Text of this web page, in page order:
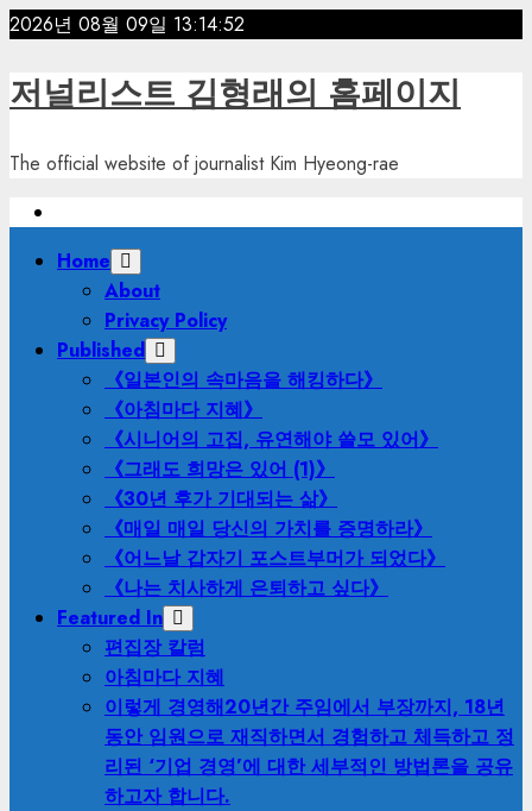
Skip
content
2026년 08월 09일 13:14:54
저널리스트 김형래의 홈페이지
The official website of journalist Kim Hyeong-rae
PrimaryHome
About
Privacy Policy
Published
《일본인의 속마음을 해킹하다》
《아침마다 지혜》
《시니어의 고집, 유연해야 쓸모 있어》
《그래도 희망은 있어 (1)》
《30년 후가 기대되는 삶》
《매일 매일 당신의 가치를 증명하라》
《어느날 갑자기 포스트부머가 되었다》
《나는 치사하게 은퇴하고 싶다》
Featured In
편집장 칼럼
아침마다 지혜
이렇게 경영해20년간 주임에서 부장까지, 18년
동안 임원으로 재직하면서 경험하고 체득하고 정
리된 ‘기업 경영’에 대한 세부적인 방법론을 공유
하고자 합니다.